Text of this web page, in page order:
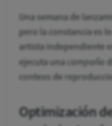
Una semana de
pero la constancia es
artista independiente
ejecuta una campaña
conteos de
Optimización